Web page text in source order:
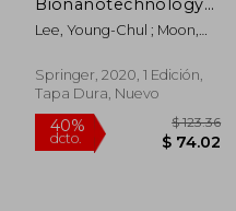
dcto. $ 168.52
(en Inglés)
Lee, Young-Chul ; Moon,
Springer, 2020, 1 Edición,
Tapa Dura, Nuevo